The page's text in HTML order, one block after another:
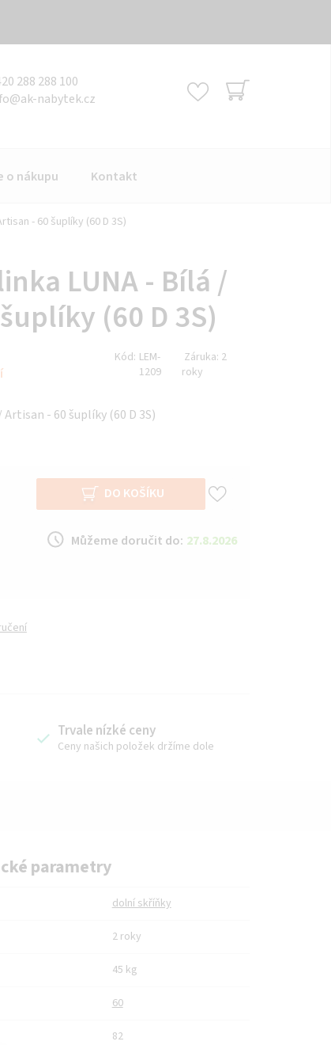
@ak-nabytek.cz
288 288 100
o nákupu Kontakt
- 60 šuplíky (60 D 3S)
LUNA - Bílá /
(60 D 3S)
Kód: LEM-
1209
Záruka: 2
roky
- 60 šuplíky (60 D 3S)
DO KOŠÍKU
Můžeme doručit do: 27.8.2026
Trvale nízké ceny
Ceny našich položek držíme dole
parametry
dolní skříňky
2 roky
45 kg
60
82